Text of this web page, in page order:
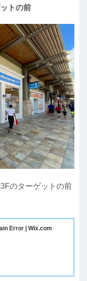
トの前
のターゲットの前
Error | Wix.com